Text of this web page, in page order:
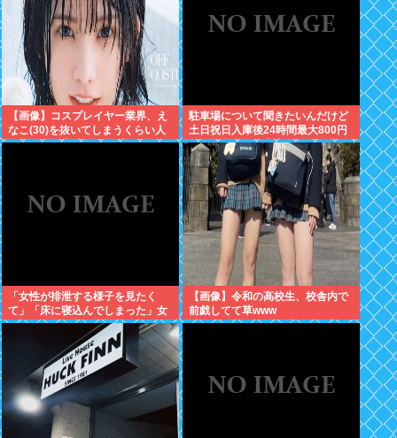
【画像】コスプレイヤー業界、え
なこ(30)を抜いてしまうくらい人
気の22歳の美少女が可愛すぎる
駐車場について聞きたいんだけど
土日祝日入庫後24時間最大800円
って日曜いれて出庫日が平日の場
合料金どうなるの
「女性が排泄する様子を見たく
て」「床に寝込んでしまった」女
子トイレに侵入した疑いで男を現
【画像】令和の高校生、校舎内で
前戯してて草www